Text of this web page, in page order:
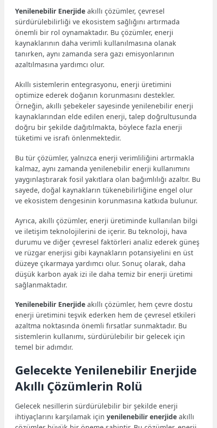
Yenilenebilir Enerjide akıllı çözümler, çevresel
sürdürülebilirliği ve ekosistem sağlığını artırmada
önemli bir rol oynamaktadır. Bu çözümler, enerji
kaynaklarının daha verimli kullanılmasına olanak
tanırken, aynı zamanda sera gazı emisyonlarının
azaltılmasına yardımcı olur.
Akıllı sistemlerin entegrasyonu, enerji üretimini
optimize ederek doğanın korunmasını destekler.
Örneğin, akıllı şebekeler sayesinde yenilenebilir enerji
kaynaklarından elde edilen enerji, talep doğrultusunda
doğru bir şekilde dağıtılmakta, böylece fazla enerji
tüketimi ve israfı önlenmektedir.
Bu tür çözümler, yalnızca enerji verimliliğini artırmakla
kalmaz, aynı zamanda yenilenebilir enerji kullanımını
yaygınlaştırarak fosil yakıtlara olan bağımlılığı azaltır. Bu
sayede, doğal kaynakların tükenebilirliğine engel olur
ve ekosistem dengesinin korunmasına katkıda bulunur.
Ayrıca, akıllı çözümler, enerji üretiminde kullanılan bilgi
ve iletişim teknolojilerini de içerir. Bu teknoloji, hava
durumu ve diğer çevresel faktörleri analiz ederek güneş
ve rüzgar enerjisi gibi kaynakların potansiyelini en üst
düzeye çıkarmaya yardımcı olur. Sonuç olarak, daha
düşük karbon ayak izi ile daha temiz bir enerji üretimi
sağlanmaktadır.
Yenilenebilir Enerjide akıllı çözümler, hem çevre dostu
enerji üretimini teşvik ederken hem de çevresel etkileri
azaltma noktasında önemli fırsatlar sunmaktadır. Bu
sistemlerin kullanımı, sürdürülebilir bir gelecek için
temel bir adımdır.
Gelecekte Yenilenebilir Enerjide
Akıllı Çözümlerin Rolü
Gelecek nesillerin sürdürülebilir bir şekilde enerji
ihtiyaçlarını karşılamak içinyenilenebilir enerjide akıllı